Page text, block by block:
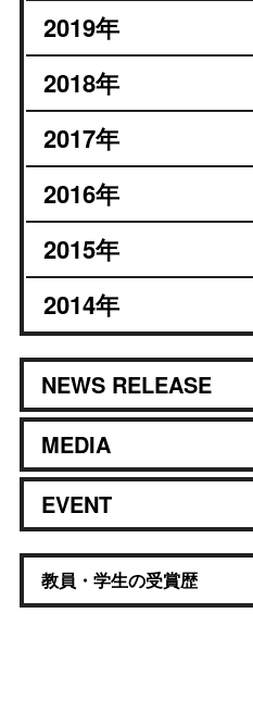
2019年
2018年
2017年
2016年
2015年
2014年
NEWS RELEASE
MEDIA
EVENT
教員・学生の受賞歴